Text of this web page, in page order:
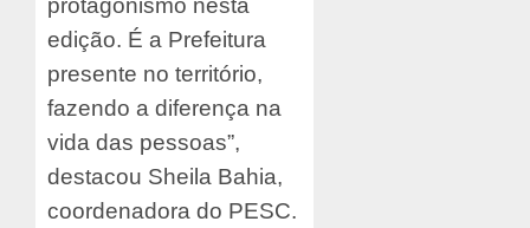
protagonismo nesta
edição. É a Prefeitura
presente no território,
fazendo a diferença na
vida das pessoas”,
destacou Sheila Bahia,
coordenadora do PESC.